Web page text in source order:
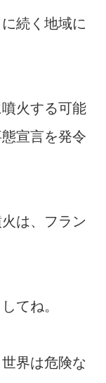
続く地域に
火する可能
宣言を発令
は、フラン
てね。
界は危険な